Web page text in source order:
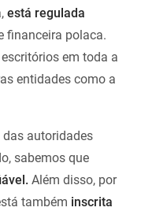
está regulada
financeira polaca.
em toda a
entidades como a
das autoridades
sabemos que
Além disso, por
também inscrita